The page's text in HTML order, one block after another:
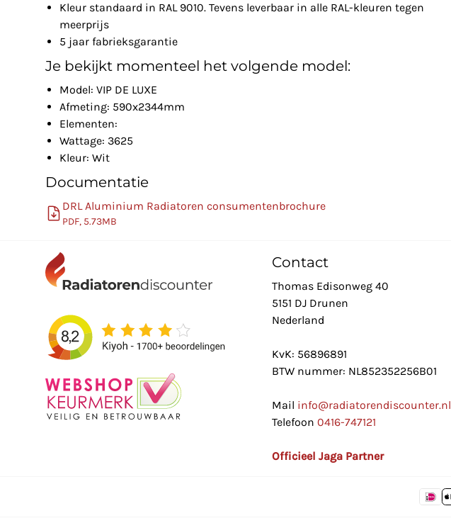
Kleur standaard in RAL 9010. Tevens leverbaar in alle RAL-kleuren tegen
meerprijs
5 jaar fabrieksgarantie
Je bekijkt momenteel het volgende model:
Model: VIP DE LUXE
Afmeting: 590x2344mm
Elementen:
Wattage: 3625
Kleur: Wit
Documentatie
DRL Aluminium Radiatoren consumentenbrochure
PDF, 5.73MB
Contact
Thomas Edisonweg 40
5151 DJ Drunen
Nederland
KvK: 56896891
BTW nummer: NL852352256B01
Mail info@radiatorendiscounter.nl
Telefoon 0416-747121
Officieel Jaga Partner